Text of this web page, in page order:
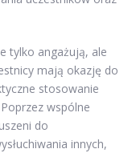
tylko angażują, ale
mają okazję do
stosowanie
wspólne
do
innych,